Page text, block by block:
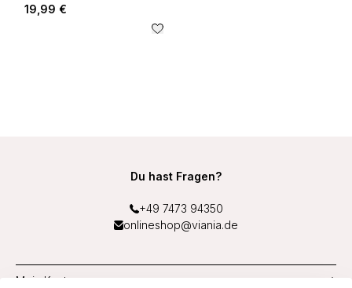
19,99 €
Du hast Fragen?
+49 7473 94350
onlineshop@viania.de
Mein Konto